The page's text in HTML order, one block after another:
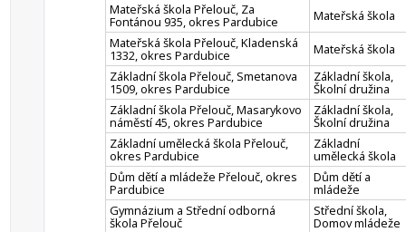
Mateřská škola Přelouč, Za
Fontánou 935, okres Pardubice
Mateřská škola
Mateřská škola Přelouč, Kladenská
1332, okres Pardubice
Mateřská škola
Základní škola Přelouč, Smetanova
1509, okres Pardubice
Základní škola,
Školní družina
Základní škola Přelouč, Masarykovo
náměstí 45, okres Pardubice
Základní škola,
Školní družina
Základní umělecká škola Přelouč,
okres Pardubice
Základní
umělecká škola
Dům dětí a mládeže Přelouč, okres
Pardubice
Dům dětí a
mládeže
Gymnázium a Střední odborná
škola Přelouč
Střední škola,
Domov mládeže